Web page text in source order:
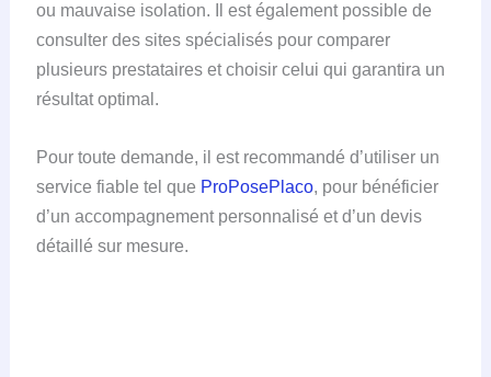
ou mauvaise isolation. Il est également possible de
consulter des sites spécialisés pour comparer
plusieurs prestataires et choisir celui qui garantira un
résultat optimal.
Pour toute demande, il est recommandé d’utiliser un
service fiable tel que ProPosePlaco, pour bénéficier
d’un accompagnement personnalisé et d’un devis
détaillé sur mesure.